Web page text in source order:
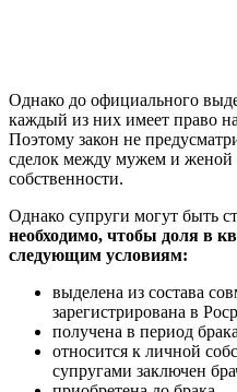
Однако до официального
каждый из них имеет право
Поэтому закон не
сделок между мужем и женой
собственности.
Однако супруги могут быть
необходимо, чтобы доля в
следующим условиям:
выделена из состава
зарегистрирована в
получена в период
относится к личной
супругами заключен